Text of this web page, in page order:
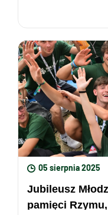
05 sierpnia 2025
Jubileusz
pamięci